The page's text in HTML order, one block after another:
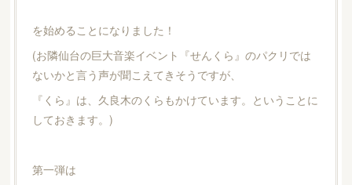
を始めることになりました！
(お隣仙台の巨大音楽イベント『せんくら』のパクリでは
ないかと言う声が聞こえてきそうですが、
『くら』は、久良木のくらもかけています。ということに
しておきます。)
第一弾は